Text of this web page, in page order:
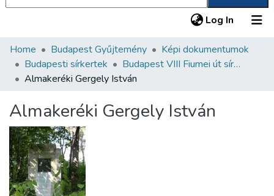
Log In (current)
Communities & Collections
All of DSpace
About us
Home Budapest Gyűjtemény
Képi dokumentumok
Budapesti sírkertek
Budapest VIII Fiumei út sírkert 2. rész
Almakeréki Gergely István
Almakeréki Gergely István